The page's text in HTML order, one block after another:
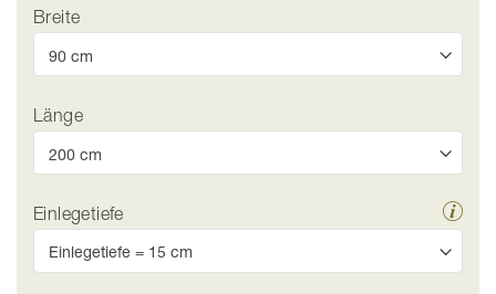
Breite
Länge
Einlegetiefe